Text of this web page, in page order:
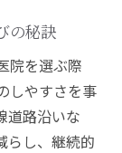
定ポイン
トニング
の秘訣
院を選ぶ際
しやすさを事
道路沿いな
らし、継続的